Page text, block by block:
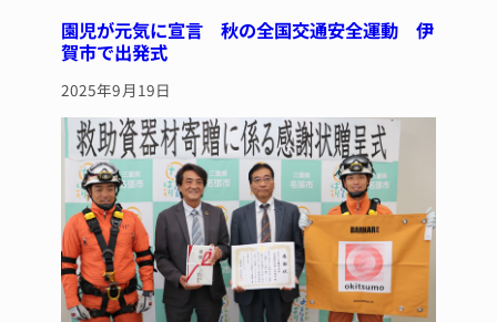
園児が元気に宣言 秋の全国交通安全運動 伊
賀市で出発式
2025年9月19日